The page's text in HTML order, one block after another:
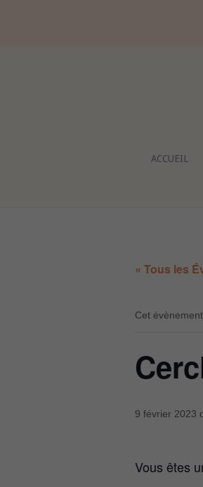
ACCUEIL
« Tous les
Cet
9 février 2023
Vous êtes